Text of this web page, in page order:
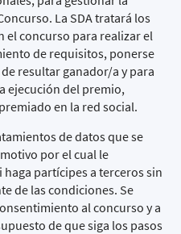
La SDA tratará los
el concurso para realizar el
de requisitos, ponerse
resultar ganador/a y para
ejecución del premio,
en la red social.
de datos que se
por el cual le
partícipes a terceros sin
de las condiciones. Se
al concurso y a
de que siga los pasos